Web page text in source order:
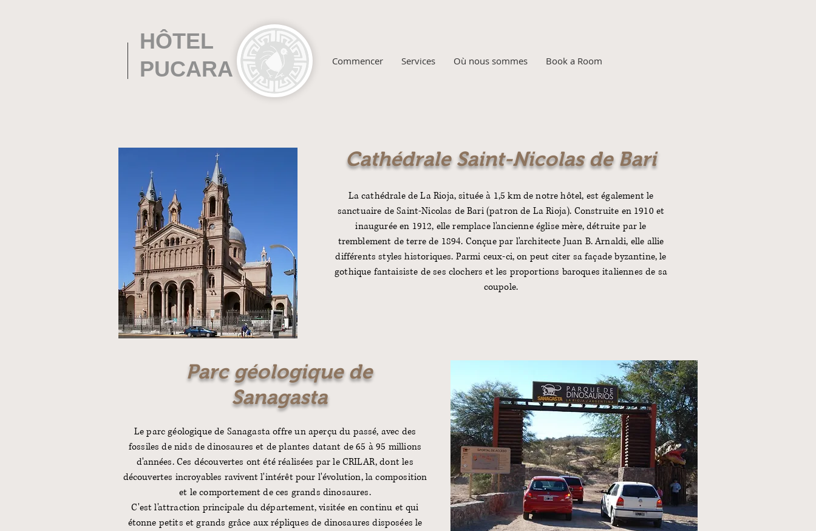
HÔTEL
PUCARA
Commencer Services Où nous sommes Book a Room
Cathédrale Saint-Nicolas de Bari
La cathédrale de La Rioja, située à 1,5 km de notre hôtel, est également le
sanctuaire de Saint-Nicolas de Bari (patron de La Rioja). Construite en 1910 et
inaugurée en 1912, elle remplace l'ancienne église mère, détruite par le
tremblement de terre de 1894. Conçue par l'architecte Juan B. Arnaldi, elle allie
différents styles historiques. Parmi ceux-ci, on peut citer sa façade byzantine, le
gothique fantaisiste de ses clochers et les proportions baroques italiennes de sa
coupole.
Parc géologique de
Sanagasta
Le parc géologique de Sanagasta offre un aperçu du passé, avec des
fossiles de nids de dinosaures et de plantes datant de 65 à 95 millions
d'années. Ces découvertes ont été réalisées par le CRILAR, dont les
découvertes incroyables ravivent l'intérêt pour l'évolution, la composition
et le comportement de ces grands dinosaures.
C'est l'attraction principale du département, visitée en continu et qui
étonne petits et grands grâce aux répliques de dinosaures disposées le